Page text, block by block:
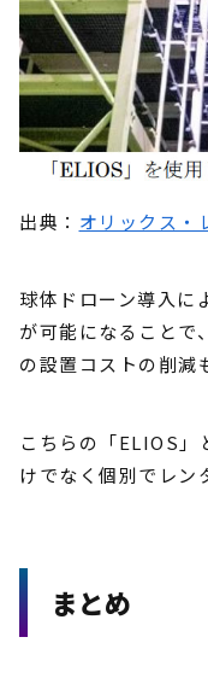
出典： オリックス・
球体ドローン導入に
が可能になることで
の設置コストの削減
こちらの「ELIOS
けでなく個別でレン
まとめ